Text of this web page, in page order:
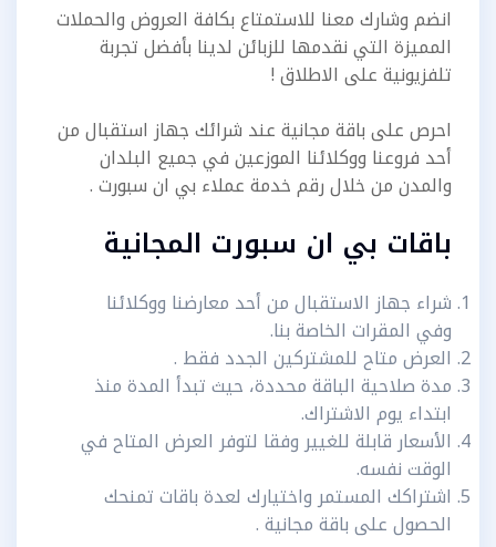
انضم وشارك معنا للاستمتاع بكافة العروض والحملات
المميزة التي نقدمها للزبائن لدينا بأفضل تجربة
تلفزيونية على الاطلاق !
احرص على باقة مجانية عند شرائك جهاز استقبال من
أحد فروعنا ووكلائنا الموزعين في جميع البلدان
والمدن من خلال رقم خدمة عملاء بي ان سبورت .
باقات بي ان سبورت المجانية
شراء جهاز الاستقبال من أحد معارضنا ووكلائنا
وفي المقرات الخاصة بنا.
العرض متاح للمشتركين الجدد فقط .
مدة صلاحية الباقة محددة، حيث تبدأ المدة منذ
ابتداء يوم الاشتراك.
الأسعار قابلة للغيير وفقا لتوفر العرض المتاح في
الوقت نفسه.
اشتراكك المستمر واختيارك لعدة باقات تمنحك
الحصول على باقة مجانية .